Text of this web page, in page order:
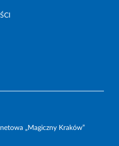
„Magiczny Kraków”